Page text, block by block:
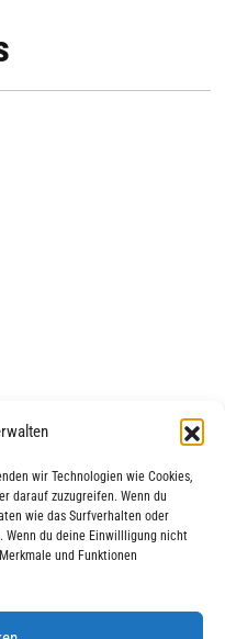
wir Technologien wie Cookies,
darauf zuzugreifen. Wenn du
wie das Surfverhalten oder
du deine Einwillligung nicht
und Funktionen